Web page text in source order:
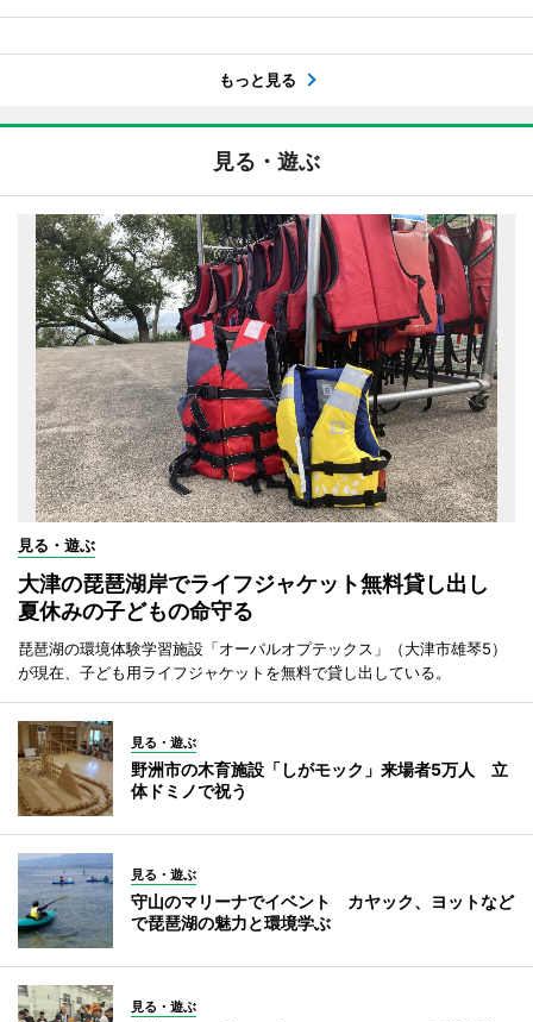
もっと見る
見る・遊ぶ
見る・遊ぶ
大津の琵琶湖岸でライフジャケット無料貸し出し
夏休みの子どもの命守る
琵琶湖の環境体験学習施設「オーパルオプテックス」（大津市雄琴5）
が現在、子ども用ライフジャケットを無料で貸し出している。
見る・遊ぶ
野洲市の木育施設「しがモック」来場者5万人 立
体ドミノで祝う
見る・遊ぶ
守山のマリーナでイベント カヤック、ヨットなど
で琵琶湖の魅力と環境学ぶ
見る・遊ぶ